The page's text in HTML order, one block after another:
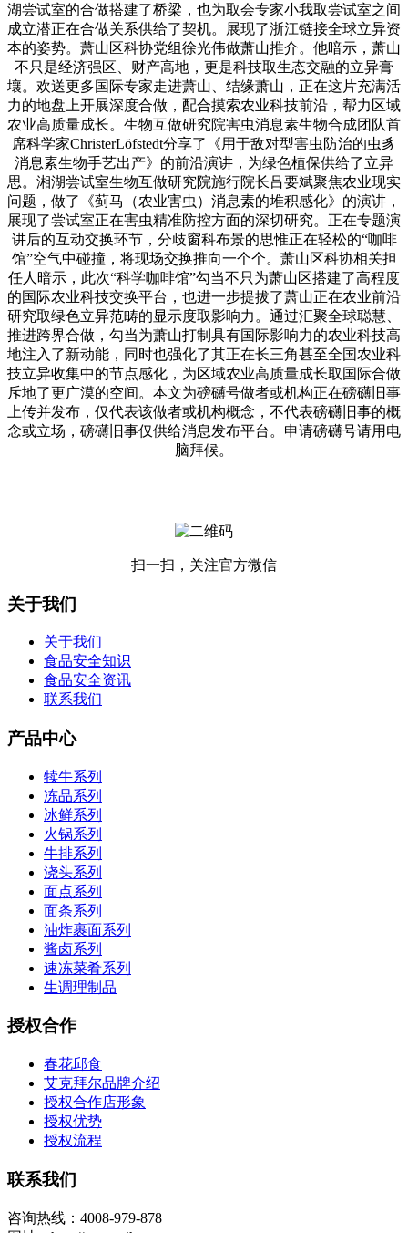
湖尝试室的合做搭建了桥梁，也为取会专家小我取尝试室之间
成立潜正在合做关系供给了契机。展现了浙江链接全球立异资
本的姿势。萧山区科协党组徐光伟做萧山推介。他暗示，萧山
不只是经济强区、财产高地，更是科技取生态交融的立异膏
壤。欢送更多国际专家走进萧山、结缘萧山，正在这片充满活
力的地盘上开展深度合做，配合摸索农业科技前沿，帮力区域
农业高质量成长。生物互做研究院害虫消息素生物合成团队首
席科学家ChristerLöfstedt分享了《用于敌对型害虫防治的虫豸
消息素生物手艺出产》的前沿演讲，为绿色植保供给了立异
思。湘湖尝试室生物互做研究院施行院长吕要斌聚焦农业现实
问题，做了《蓟马（农业害虫）消息素的堆积感化》的演讲，
展现了尝试室正在害虫精准防控方面的深切研究。正在专题演
讲后的互动交换环节，分歧窗科布景的思惟正在轻松的“咖啡
馆”空气中碰撞，将现场交换推向一个个。萧山区科协相关担
任人暗示，此次“科学咖啡馆”勾当不只为萧山区搭建了高程度
的国际农业科技交换平台，也进一步提拔了萧山正在农业前沿
研究取绿色立异范畴的显示度取影响力。通过汇聚全球聪慧、
推进跨界合做，勾当为萧山打制具有国际影响力的农业科技高
地注入了新动能，同时也强化了其正在长三角甚至全国农业科
技立异收集中的节点感化，为区域农业高质量成长取国际合做
斥地了更广漠的空间。本文为磅礴号做者或机构正在磅礴旧事
上传并发布，仅代表该做者或机构概念，不代表磅礴旧事的概
念或立场，磅礴旧事仅供给消息发布平台。申请磅礴号请用电
脑拜候。
扫一扫，关注官方微信
关于我们
关于我们
食品安全知识
食品安全资讯
联系我们
产品中心
犊牛系列
冻品系列
冰鲜系列
火锅系列
牛排系列
浇头系列
面点系列
面条系列
油炸裹面系列
酱卤系列
速冻菜肴系列
生调理制品
授权合作
春花邱食
艾克拜尔品牌介绍
授权合作店形象
授权优势
授权流程
联系我们
咨询热线：4008-979-878